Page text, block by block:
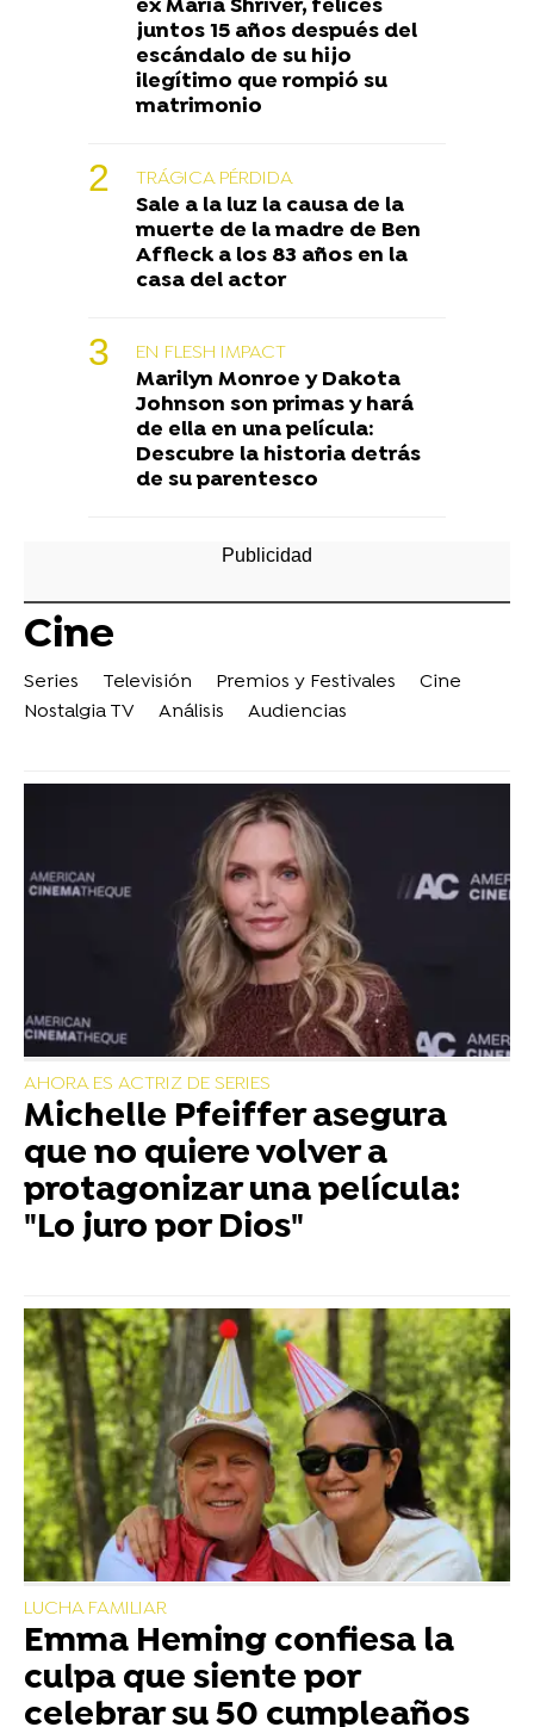
ex Maria Shriver, felices
juntos 15 años después del
escándalo de su hijo
ilegítimo que rompió su
matrimonio
TRÁGICA PÉRDIDA
Sale a la luz la causa de la
muerte de la madre de Ben
Affleck a los 83 años en la
casa del actor
EN FLESH IMPACT
Marilyn Monroe y Dakota
Johnson son primas y hará
de ella en una película:
Descubre la historia detrás
de su parentesco
Cine
Series Televisión Premios y Festivales
Cine
Nostalgia TV
Análisis Audiencias
AHORA ES ACTRIZ DE SERIES
Michelle Pfeiffer asegura
que no quiere volver a
protagonizar una película:
"Lo juro por Dios"
LUCHA FAMILIAR
Emma Heming confiesa la
culpa que siente por
celebrar su 50 cumpleaños